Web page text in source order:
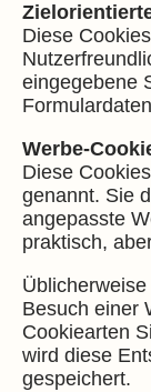
Diese
eingegebene
Werbe-
Diese
genannt. Sie
angepasste
praktisch,
Besuch einer
Cookiearten
wird diese
gespeichert.